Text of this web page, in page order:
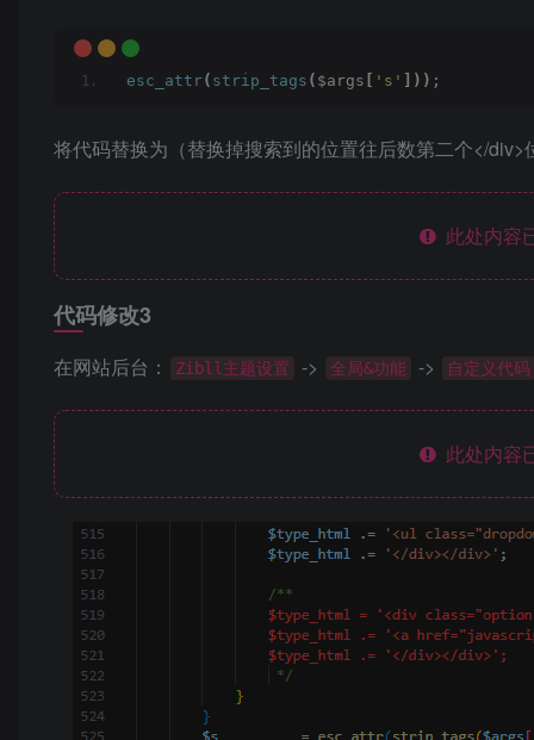
esc_attr( strip_tags ( $args 's' ])) ;
将代码替换为（替换掉搜索到的位置往后数第二个</div>
此处内容
代码修改3
在网站后台： Zibll主题设置 -> 全局&功能 -> 自定义代码
此处内容